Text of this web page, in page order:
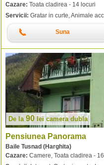
Cazare: Toata cladirea - 14 locuri
Servicii: Gratar in curte, Animale
Suna
De la 90 lei camera dubla
Pensiunea Panorama
Baile Tusnad (Harghita)
Cazare: Camere, Toata cladirea -